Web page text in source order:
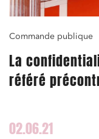
Commande publique
La
référé
02.06.21